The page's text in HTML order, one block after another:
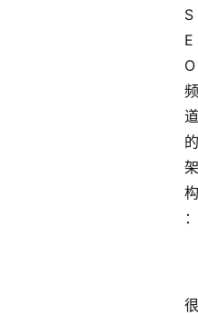
S
E
O
频
道
的
架
构
：
很